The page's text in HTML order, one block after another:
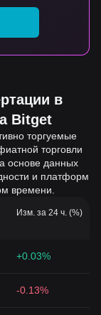
в
Bitget
торгуемые
торговли
основе данных
и платформ
времени.
Изм. за 24 ч. (%)
+0.03%
-0.13%